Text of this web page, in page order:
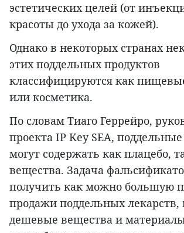
эстетических целей (от
красоты до ухода за кожей).
Однако в некоторых странах
этих поддельных продуктов
классифицируются как
или косметика.
По словам Тиаго Геррейро,
проекта IP Key SEA,
могут содержать как плацебо,
вещества. Задача
получить как можно большую
продажи поддельных лекарств,
дешевые вещества и